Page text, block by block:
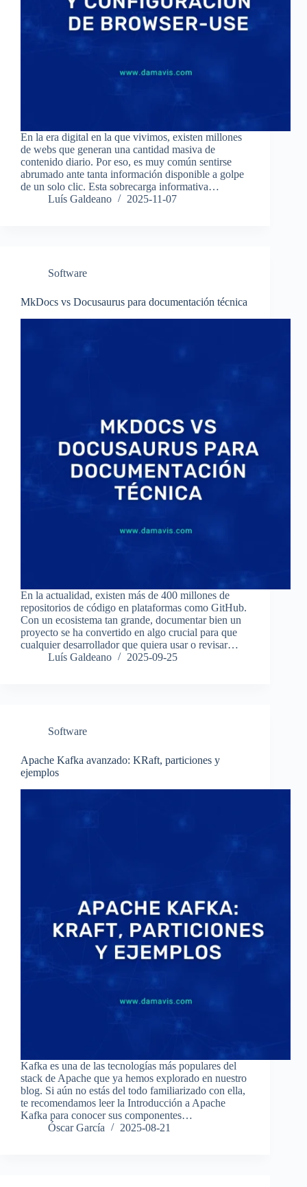
En la era digital en la que vivimos, existen millones
de webs que generan una cantidad masiva de
contenido diario. Por eso, es muy común sentirse
abrumado ante tanta información disponible a golpe
de un solo clic. Esta sobrecarga informativa…
Luís Galdeano
2025-11-07
Software
MkDocs vs Docusaurus para documentación técnica
En la actualidad, existen más de 400 millones de
repositorios de código en plataformas como GitHub.
Con un ecosistema tan grande, documentar bien un
proyecto se ha convertido en algo crucial para que
cualquier desarrollador que quiera usar o revisar…
Luís Galdeano
2025-09-25
Software
Apache Kafka avanzado: KRaft, particiones y
ejemplos
Kafka es una de las tecnologías más populares del
stack de Apache que ya hemos explorado en nuestro
blog. Si aún no estás del todo familiarizado con ella,
te recomendamos leer la Introducción a Apache
Kafka para conocer sus componentes…
Óscar García
2025-08-21